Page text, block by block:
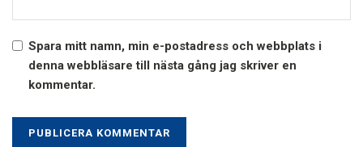
Spara mitt namn, min e-postadress och webbplats i
denna webbläsare till nästa gång jag skriver en
kommentar.